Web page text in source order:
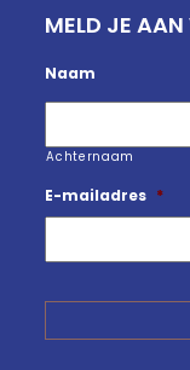
MELD JE
Naam
Achternaam
E-mailadres *